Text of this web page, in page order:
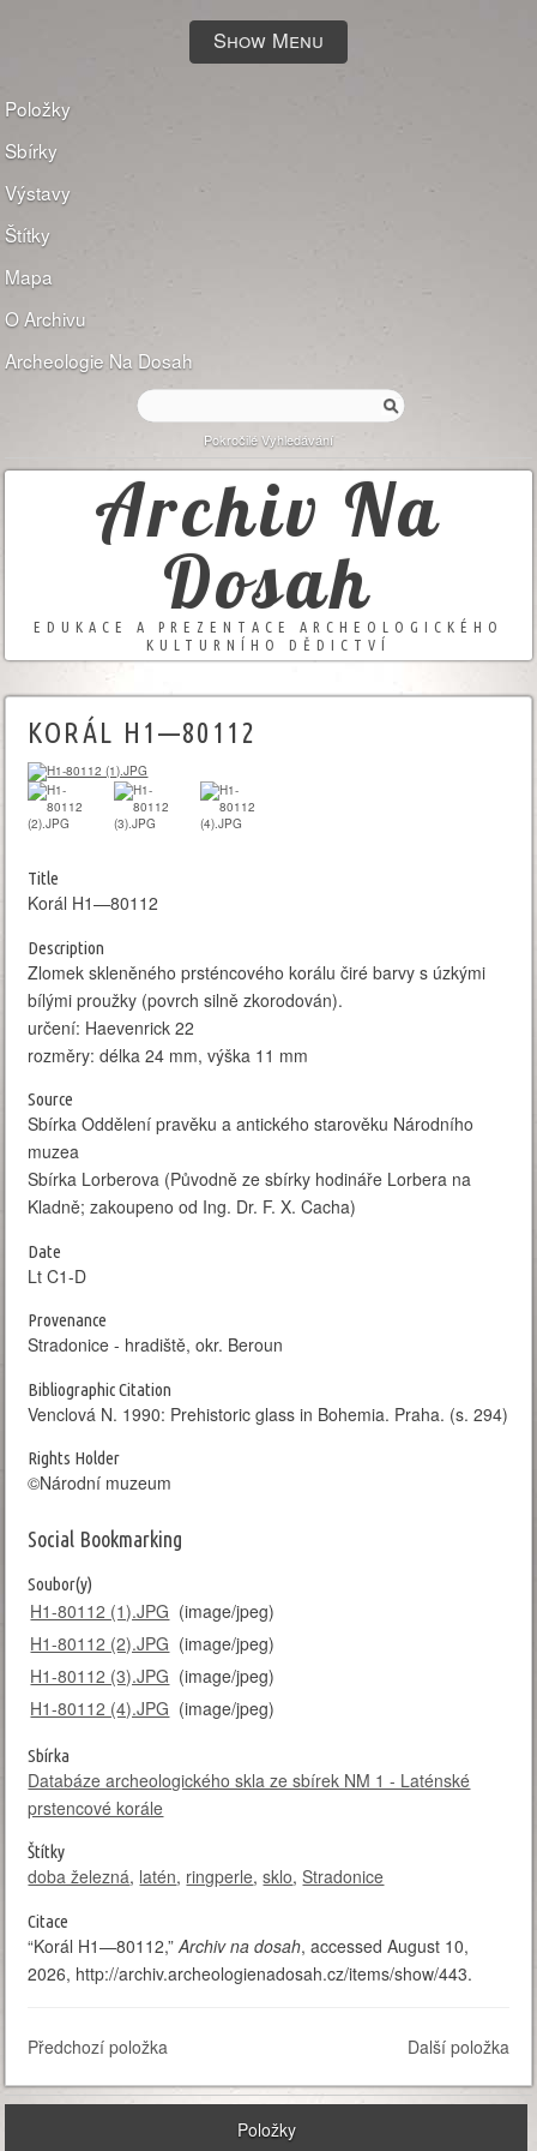
Show Menu
Položky
Sbírky
Výstavy
Štítky
Mapa
O Archivu
Archeologie Na Dosah
Pokročilé Vyhledávání
Archiv Na
Dosah
EDUKACE A PREZENTACE ARCHEOLOGICKÉHO
KULTURNÍHO DĚDICTVÍ
KORÁL H1—80112
Title
Korál H1—80112
Description
Zlomek skleněného prsténcového korálu čiré barvy s úzkými
bílými proužky (povrch silně zkorodován).
určení: Haevenrick 22
rozměry: délka 24 mm, výška 11 mm
Source
Sbírka Oddělení pravěku a antického starověku Národního
muzea
Sbírka Lorberova (Původně ze sbírky hodináře Lorbera na
Kladně; zakoupeno od Ing. Dr. F. X. Cacha)
Date
Lt C1-D
Provenance
Stradonice - hradiště, okr. Beroun
Bibliographic Citation
Venclová N. 1990: Prehistoric glass in Bohemia. Praha. (s. 294)
Rights Holder
©Národní muzeum
Social Bookmarking
Soubor(y)
H1-80112 (1).JPG (image/jpeg)
H1-80112 (2).JPG (image/jpeg)
H1-80112 (3).JPG (image/jpeg)
H1-80112 (4).JPG (image/jpeg)
Sbírka
Databáze archeologického skla ze sbírek NM 1 - Laténské
prstencové korále
Štítky
doba železná, latén, ringperle,sklo,Stradonice
Citace
“Korál H1—80112,”Archiv na dosah, accessed August 10,
2026, http://archiv.archeologienadosah.cz/items/show/443.
Předchozí položka Další položka
Položky